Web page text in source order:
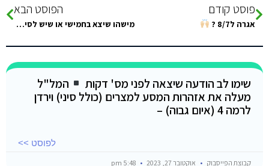
פוסט קודם
אגרה ל8/7 ?
הפוסט הבא
מישהו שיצא בחמישי או שיש לסיני ויכול להגיד אם חייבים בבדיקת pcr???
שימו לב הודעה שיצאה לפני מס' דקות
המל"ל
מעלה את אזהרות המסע למצרים (כולל סיני) וירדן
לרמה 4 (איום גבוה) –
לפוסט >>
קבוצת הפייסבוק אוקטובר 27, 2023